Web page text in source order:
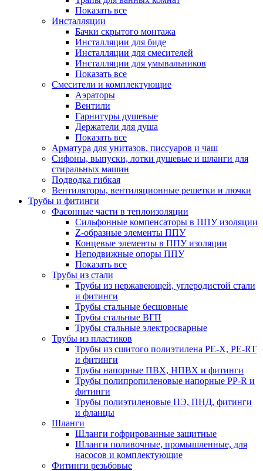
Показать все
Инсталляции
Бачки скрытого монтажа
Инсталляции для биде
Инсталляции для смесителей
Инсталляции для умывальников
Показать все
Смесители и комплектующие
Аэраторы
Вентили
Гарнитуры душевые
Держатели для душа
Показать все
Арматура для унитазов, писсуаров и чаш
Сифоны, выпуски, лотки душевые и шланги для
стиральных машин
Подводка гибкая
Вентиляторы, вентиляционные решетки и лючки
Трубы и фитинги
Фасонные части в теплоизоляции
Cильфонные компенсаторы в ППУ изоляции
Z-образные элементы ППУ
Концевые элементы в ППУ изоляции
Неподвижные опоры ППУ
Показать все
Трубы из стали
Трубы из нержавеющей, углеродистой стали
и фитинги
Трубы стальные бесшовные
Трубы стальные ВГП
Трубы стальные электросварные
Трубы из пластиков
Трубы из сшитого полиэтилена PE-X, PE-RT
и фитинги
Трубы напорные ПВХ, НПВХ и фитинги
Трубы полипропиленовые напорные PP-R и
фитинги
Трубы полиэтиленовые ПЭ, ПНД, фитинги
и фланцы
Шланги
Шланги гофрированные защитные
Шланги поливочные, промышленные, для
насосов и комплектующие
Фитинги резьбовые